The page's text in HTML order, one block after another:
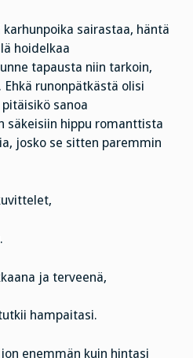
sairastaa, häntä
hoidelkaa
tapausta niin tarkoin,
runonpätkästä olisi
sanoa
säkeisiin hippu romanttista
josko se sitten paremmin
ja terveenä,
hampaitasi.
enemmän kuin hintasi